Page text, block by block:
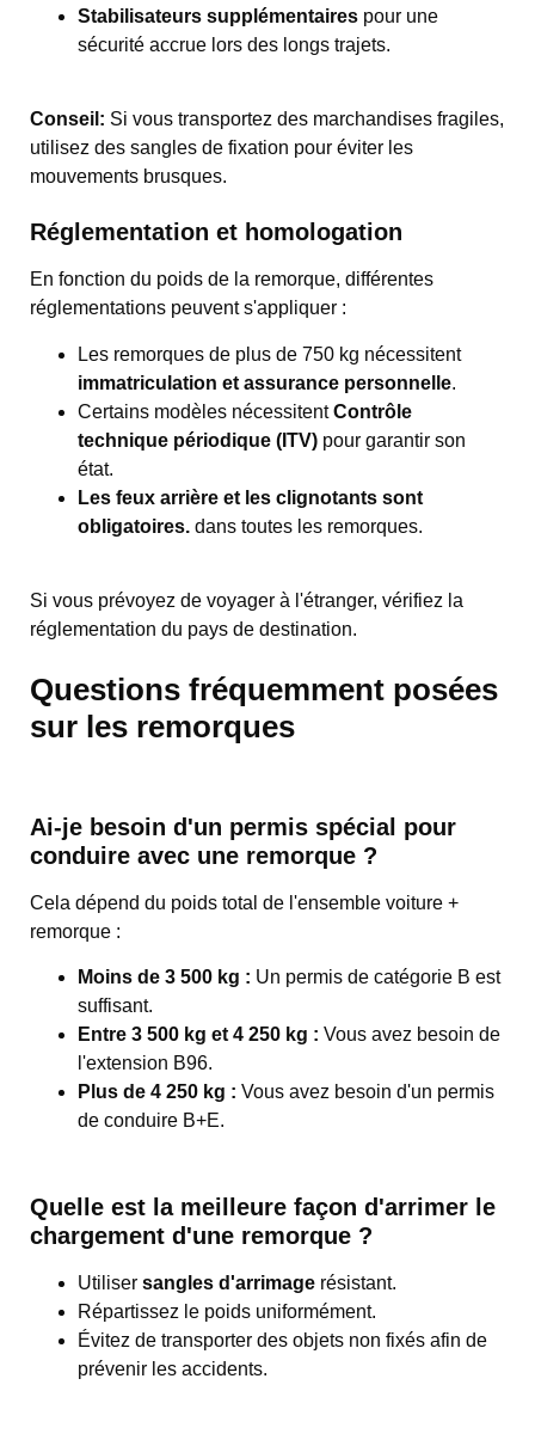
Stabilisateurs supplémentaires pour une
sécurité accrue lors des longs trajets.
Conseil: Si vous transportez des marchandises fragiles,
utilisez des sangles de fixation pour éviter les
mouvements brusques.
Réglementation et homologation
En fonction du poids de la remorque, différentes
réglementations peuvent s'appliquer :
Les remorques de plus de 750 kg nécessitent
immatriculation et assurance personnelle.
Certains modèles nécessitentContrôle
technique périodique (ITV) pour garantir son
état.
Les feux arrière et les clignotants sont
obligatoires. dans toutes les remorques.
Si vous prévoyez de voyager à l'étranger, vérifiez la
réglementation du pays de destination.
Questions fréquemment posées
sur les remorques
Ai-je besoin d'un permis spécial pour
conduire avec une remorque ?
Cela dépend du poids total de l'ensemble voiture +
remorque :
Moins de 3 500 kg : Un permis de catégorie B est
suffisant.
Entre 3 500 kg et 4 250 kg : Vous avez besoin de
l'extension B96.
Plus de 4 250 kg : Vous avez besoin d'un permis
de conduire B+E.
Quelle est la meilleure façon d'arrimer le
chargement d'une remorque ?
Utiliser sangles d'arrimage résistant.
Répartissez le poids uniformément.
Évitez de transporter des objets non fixés afin de
prévenir les accidents.